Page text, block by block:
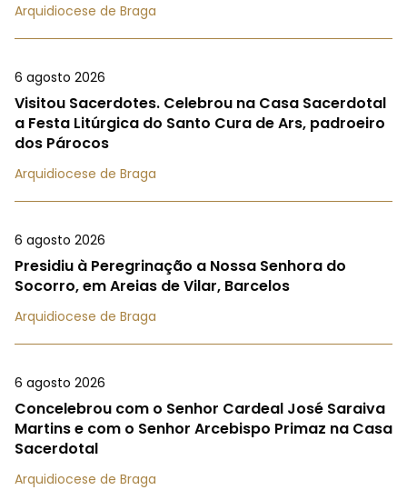
Arquidiocese de Braga
6 agosto 2026
Visitou Sacerdotes. Celebrou na Casa Sacerdotal
a Festa Litúrgica do Santo Cura de Ars, padroeiro
dos Párocos
Arquidiocese de Braga
6 agosto 2026
Presidiu à Peregrinação a Nossa Senhora do
Socorro, em Areias de Vilar, Barcelos
Arquidiocese de Braga
6 agosto 2026
Concelebrou com o Senhor Cardeal José Saraiva
Martins e com o Senhor Arcebispo Primaz na Casa
Sacerdotal
Arquidiocese de Braga